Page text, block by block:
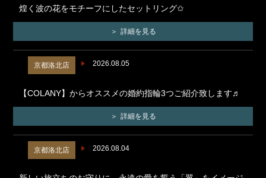
煌く波の花をモチーフにしたセットリング✩
詳細を見る
2026.08.05
京都洛北店
【COLANY】からオススメの婚約指輪3つご紹介致します♬
詳細を見る
2026.08.04
京都洛北店